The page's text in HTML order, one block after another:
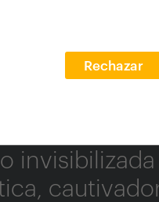
Rechazar
visionaria.